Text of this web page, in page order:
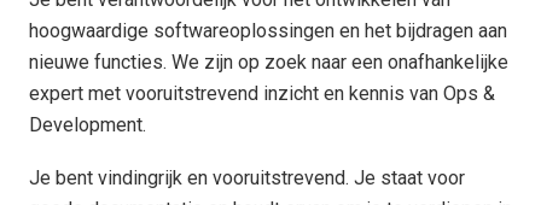
hoogwaardige softwareoplossingen en het bijdragen aan
nieuwe functies. We zijn op zoek naar een onafhankelijke
expert met vooruitstrevend inzicht en kennis van Ops &
Development.
Je bent vindingrijk en vooruitstrevend. Je staat voor